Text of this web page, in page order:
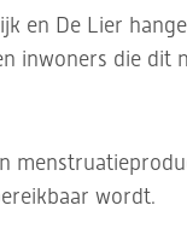
en De Lier
inwoners die dit
wordt.